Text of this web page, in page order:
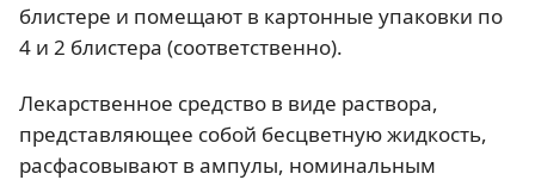
блистере и помещают в картонные упаковки по
4 и 2 блистера (соответственно).
Лекарственное средство в виде раствора,
представляющее собой бесцветную жидкость,
расфасовывают в ампулы, номинальным